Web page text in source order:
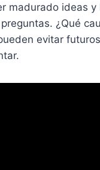
madurado ideas
¿Qué
evitar